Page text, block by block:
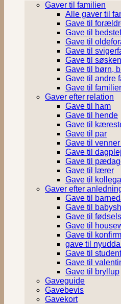
Gaver til familien
Alle gaver til
Gave til
Gave til
Gave til
Gave til
Gave til
Gave til børn,
Gave til andre
Gave til
Gaver efter relation
Gave til ham
Gave til hende
Gave til
Gave til par
Gave til
Gave til
Gave til
Gave til lærer
Gave til kollega
Gaver efter
Gave til
Gave til
Gave til
Gave til
Gave til
gave til
Gave til student
Gave til
Gave til bryllup
Gaveguide
Gavebevis
Gavekort